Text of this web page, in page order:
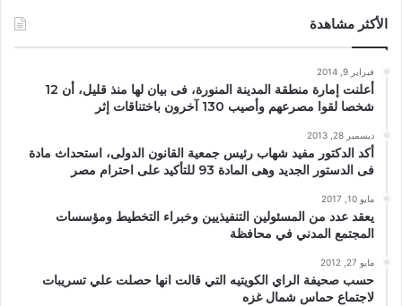
الأكثر مشاهدة
فبراير 9, 2014
أعلنت إمارة منطقة المدينة المنورة، فى بيان لها منذ قليل، أن 12
شخصا لقوا مصرعهم وأصيب 130 آخرون باختناقات إثر
ديسمبر 28, 2013
أكد الدكتور مفيد شهاب رئيس جمعية القانون الدولى، استحداث مادة
فى الدستور الجديد وهى المادة 93 للتأكيد على احترام مصر
مايو 10, 2017
يعقد عدد من المسئولين التنفيذيين وخبراء التخطيط ومؤسسات
المجتمع المدني في محافظة
مايو 27, 2012
حسب صحيفة الراي الكويتيه التي قالت انها حصلت علي تسريبات
لاجتماع حماس شمال غزه